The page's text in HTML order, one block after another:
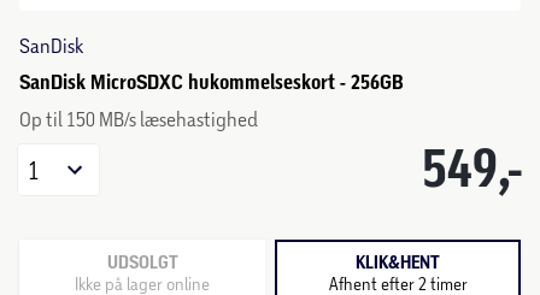
SanDisk
SanDisk MicroSDXC hukommelseskort - 256GB
Op til 150 MB/s læsehastighed
549,-
1
UDSOLGT
Ikke på lager online
KLIK&HENT
Afhent efter 2 timer